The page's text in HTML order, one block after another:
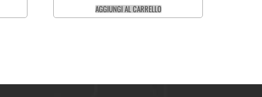
AGGIUNGI AL CARRELLO